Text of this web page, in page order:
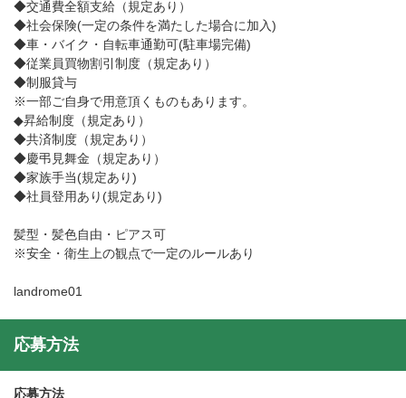
◆交通費全額支給（規定あり）
◆社会保険(一定の条件を満たした場合に加入)
◆車・バイク・自転車通勤可(駐車場完備)
◆従業員買物割引制度（規定あり）
◆制服貸与
※一部ご自身で用意頂くものもあります。
◆昇給制度（規定あり）
◆共済制度（規定あり）
◆慶弔見舞金（規定あり）
◆家族手当(規定あり)
◆社員登用あり(規定あり)
髪型・髪色自由・ピアス可
※安全・衛生上の観点で一定のルールあり
landrome01
応募方法
応募方法